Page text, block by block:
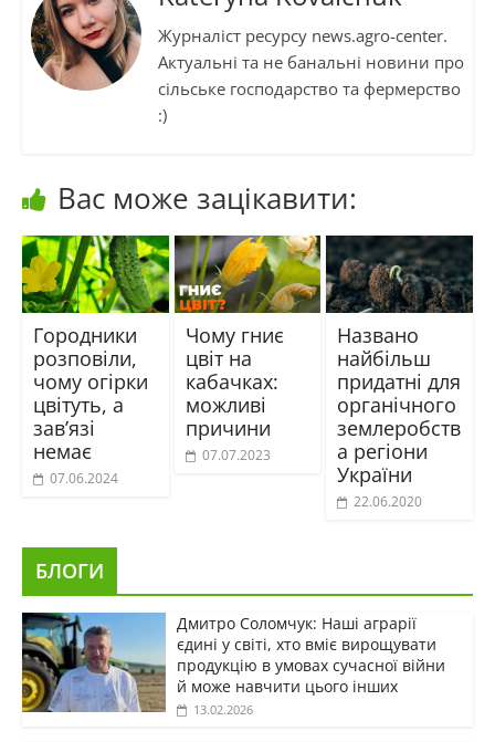
Журналіст ресурсу news.agro-center.
Актуальні та не банальні новини про
сільське господарство та фермерство
:)
Вас може зацікавити:
Городники
розповіли,
чому огірки
цвітуть, а
зав’язі
немає
07.06.2024
Чому гниє
цвіт на
кабачках:
можливі
причини
07.07.2023
Названо
найбільш
придатні для
органічного
землеробств
а регіони
України
22.06.2020
БЛОГИ
Дмитро Соломчук: Наші аграрії
єдині у світі, хто вміє вирощувати
продукцію в умовах сучасної війни
й може навчити цього інших
13.02.2026